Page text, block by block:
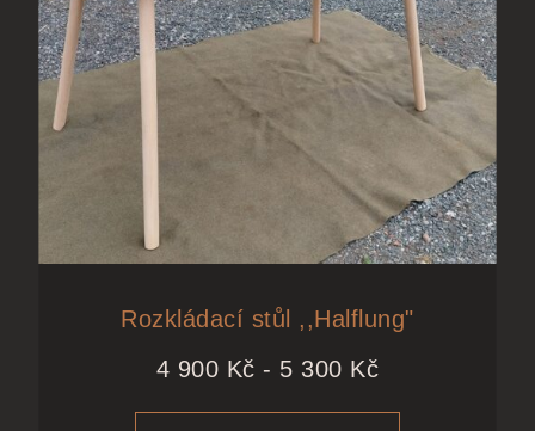
Rozkládací stůl ,,Halflung"
4 900 Kč - 5 300 Kč